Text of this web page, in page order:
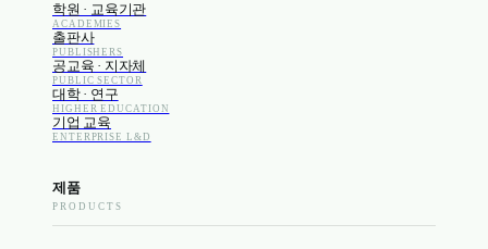
학원 · 교육기관
ACADEMIES
출판사
PUBLISHERS
공교육 · 지자체
PUBLIC SECTOR
대학 · 연구
HIGHER EDUCATION
기업 교육
ENTERPRISE L&D
제품
PRODUCTS